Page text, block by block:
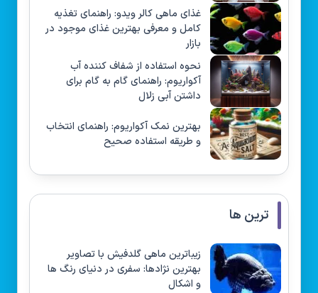
غذای ماهی کالر ویدو: راهنمای تغذیه
کامل و معرفی بهترین غذای موجود در
بازار
نحوه استفاده از شفاف کننده آب
آکواریوم: راهنمای گام به گام برای
داشتن آبی زلال
بهترین نمک آکواریوم: راهنمای انتخاب
و طریقه استفاده صحیح
ترین ها
زیباترین ماهی گلدفیش با تصاویر
بهترین نژادها: سفری در دنیای رنگ ها
و اشکال